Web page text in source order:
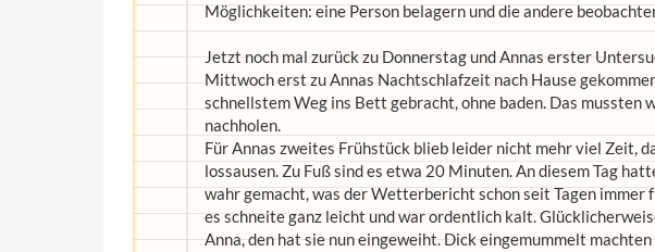
Möglichkeiten: eine Person belagern und die andere
Jetzt noch mal zurück zu Donnerstag und Annas erster
Mittwoch erst zu Annas Nachtschlafzeit nach Hause
schnellstem Weg ins Bett gebracht, ohne baden. Das mussten
nachholen.
Für Annas zweites Frühstück blieb leider nicht mehr viel Zeit,
lossausen. Zu Fuß sind es etwa 20 Minuten. An diesem Tag
wahr gemacht, was der Wetterbericht schon seit Tagen immer
es schneite ganz leicht und war ordentlich kalt.
Anna, den hat sie nun eingeweiht. Dick eingemummelt